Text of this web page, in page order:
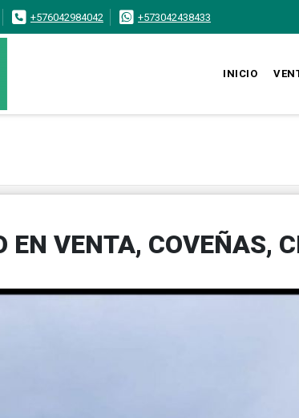
+576042984042 +573042438433
INICIO
EN VENTA, COVEÑAS,